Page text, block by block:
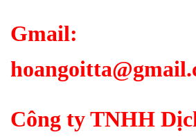
Gmail:
Công ty TNHH